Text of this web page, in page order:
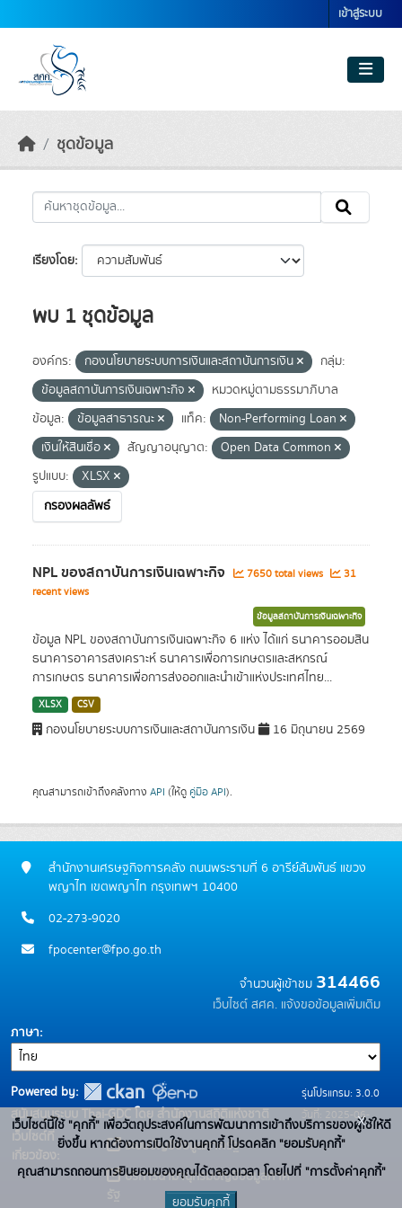
เข้าสู่ระบบ
ชุดข้อมูล
เรียงโดย
พบ 1 ชุดข้อมูล
องค์กร: กองนโยบายระบบการเงินและสถาบันการเงิน
กลุ่ม:
ข้อมูลสถาบันการเงินเฉพาะกิจ
หมวดหมู่ตามธรรมาภิบาล
ข้อมูล:
ข้อมูลสาธารณะ แท็ค:
Non-Performing Loan
เงินให้สินเชื่อ
สัญญาอนุญาต:
Open Data Common
รูปแบบ:
XLSX
กรองผลลัพธ์
NPL ของสถาบันการเงินเฉพาะกิจ 7650 total views
31
recent views
ข้อมูลสถาบันการเงินเฉพาะกิจ
ข้อมูล NPL ของสถาบันการเงินเฉพาะกิจ 6 แห่ง ได้แก่ ธนาคารออมสิน
ธนาคารอาคารสงเคราะห์ ธนาคารเพื่อการเกษตรและสหกรณ์
การเกษตร ธนาคารเพื่อการส่งออกและนำเข้าแห่งประเทศไทย...
XLSX CSV
กองนโยบายระบบการเงินและสถาบันการเงิน 16 มิถุนายน 2569
คุณสามารถเข้าถึงคลังทาง API (ให้ดู คู่มือ API).
สำนักงานเศรษฐกิจการคลัง ถนนพระรามที่ 6 อารีย์สัมพันธ์ แขวง
พญาไท เขตพญาไท กรุงเทพฯ 10400
02-273-9020
fpocenter@fpo.go.th
จำนวนผู้เข้าชม 314466
เว็บไซต์ สศค. แจ้งขอข้อมูลเพิ่มเติม
ภาษา
Powered by:
สนับสนุนระบบ Thai-GDC โดย สำนักงานสถิติแห่งชาติ
เว็บไซต์ที่
เกี่ยวข้อง:
ระบบบัญชีข้อมูลภาครัฐ
บริการนามานุกรมบัญชีข้อมูลภาค
รุ่นโปรแกรม: 3.0.0
วันที่: 2025-06-
10
เว็บไซต์นี้ใช้ "คุกกี้" เพื่อวัตถุประสงค์ในการพัฒนาการเข้าถึงบริการของผู้ใช้ให้ดี
ยิ่งขึ้น หากต้องการเปิดใช้งานคุกกี้ โปรดคลิก "ยอมรับคุกกี้"
คุณสามารถถอนการยินยอมของคุณได้ตลอดเวลา โดยไปที่ "การตั้งค่าคุกกี้"
ยอมรับคุกกี้
x